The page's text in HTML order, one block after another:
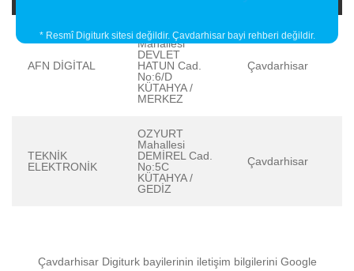
* Resmî Digiturk sitesi değildir. Çavdarhisar bayi rehberi değildir.
AFN DİGİTAL
SERVİ
Mahallesi
DEVLET
HATUN Cad.
No:6/D
KÜTAHYA /
MERKEZ
Çavdarhisar
TEKNİK
ELEKTRONİK
OZYURT
Mahallesi
DEMİREL Cad.
No:5C
KÜTAHYA /
GEDİZ
Çavdarhisar
Çavdarhisar Digiturk bayilerinin iletişim bilgilerini Google